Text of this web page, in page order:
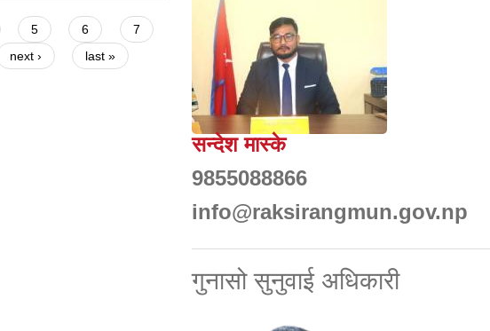
5 6
7
next › last »
सन्देश मास्के
9855088866
info@raksirangmun.gov.np
गुनासो सुनुवाई अधिकारी